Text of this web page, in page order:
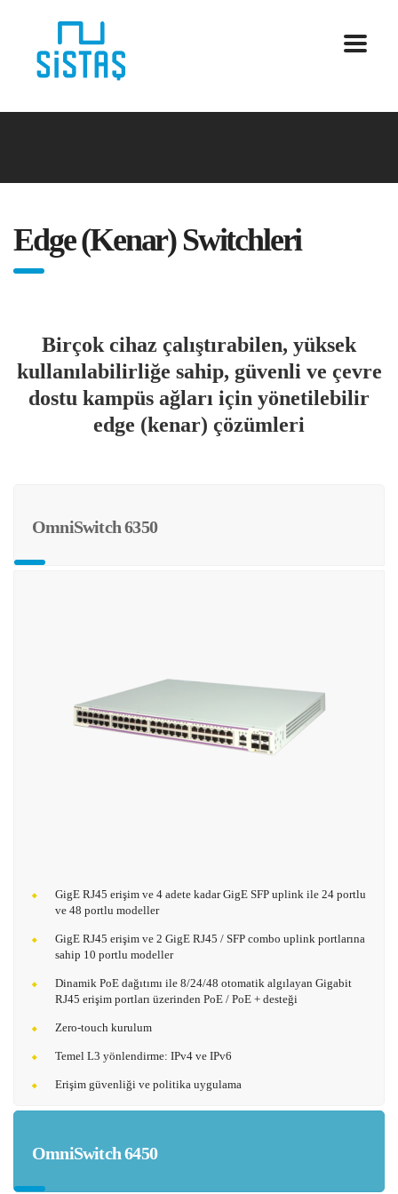
Edge (Kenar) Switchleri
Birçok cihaz çalıştırabilen, yüksek
kullanılabilirliğe sahip, güvenli ve çevre
dostu kampüs ağları için yönetilebilir
edge (kenar) çözümleri
OmniSwitch 6350
GigE RJ45 erişim ve 4 adete kadar GigE SFP uplink ile 24 portlu
ve 48 portlu modeller
GigE RJ45 erişim ve 2 GigE RJ45 / SFP combo uplink portlarına
sahip 10 portlu modeller
Dinamik PoE dağıtımı ile 8/24/48 otomatik algılayan Gigabit
RJ45 erişim portları üzerinden PoE / PoE + desteği
Zero-touch kurulum
Temel L3 yönlendirme: IPv4 ve IPv6
Erişim güvenliği ve politika uygulama
OmniSwitch 6450